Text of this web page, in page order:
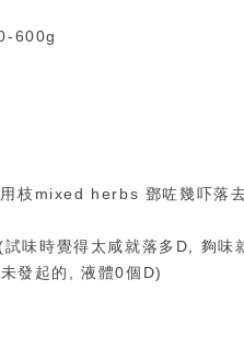
600g
枝mixed herbs 鄧咗幾吓落
味時覺得太咸就落多D, 夠味
發起的, 液體0個D)